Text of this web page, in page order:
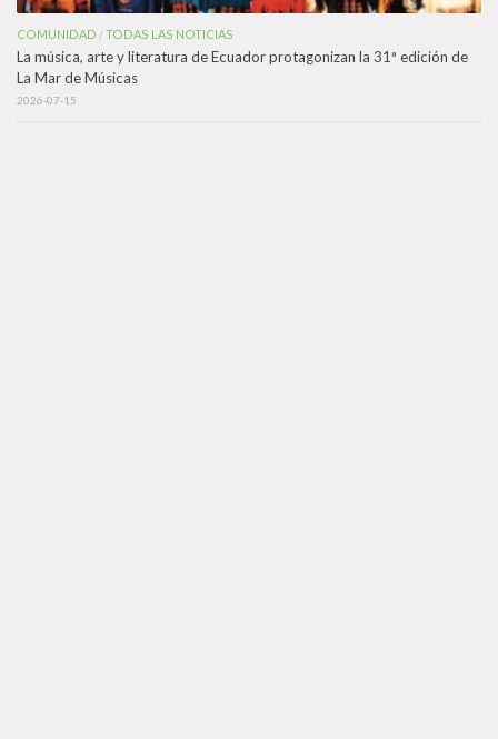
COMUNIDAD /TODAS LAS NOTICIAS
La música, arte y literatura de Ecuador protagonizan la 31ª edición de
La Mar de Músicas
2026-07-15